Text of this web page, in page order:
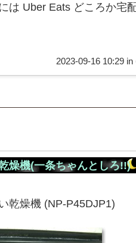
は Uber Eats どころか宅
2023-09-16 10:29 in
燥機(一条ちゃんとしろ!!)
乾燥機 (NP-P45DJP1)